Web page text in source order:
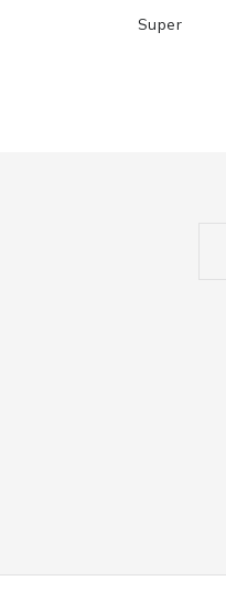
Super